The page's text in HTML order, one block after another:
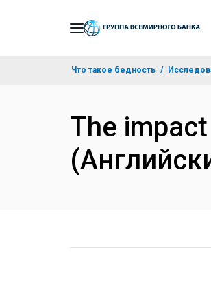
Что такое бедность
The